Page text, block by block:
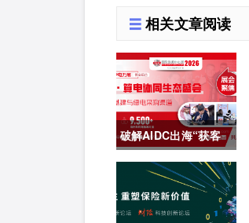
相关文章阅读
破解AIDC出海“获客
难” CDCE2026数据中
心展以“算电协同”重